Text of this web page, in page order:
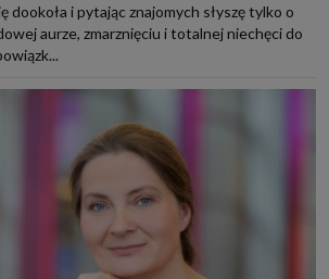
dookoła i pytając znajomych słyszę tylko o
aurze, zmarznięciu i totalnej niechęci do